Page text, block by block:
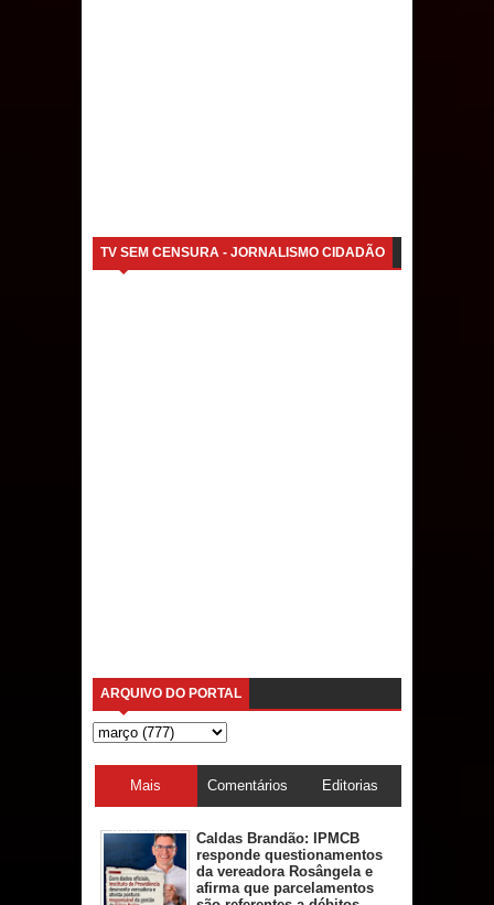
TV SEM CENSURA - JORNALISMO CIDADÃO
ARQUIVO DO PORTAL
Mais
acessadas
Comentários Editorias
Caldas Brandão: IPMCB
responde questionamentos
da vereadora Rosângela e
afirma que parcelamentos